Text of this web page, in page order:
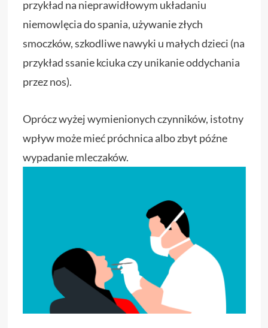
przykład na nieprawidłowym układaniu
niemowlęcia do spania, używanie złych
smoczków, szkodliwe nawyki u małych dzieci (na
przykład ssanie kciuka czy unikanie oddychania
przez nos).
Oprócz wyżej wymienionych czynników, istotny
wpływ może mieć próchnica albo zbyt późne
wypadanie mleczaków.